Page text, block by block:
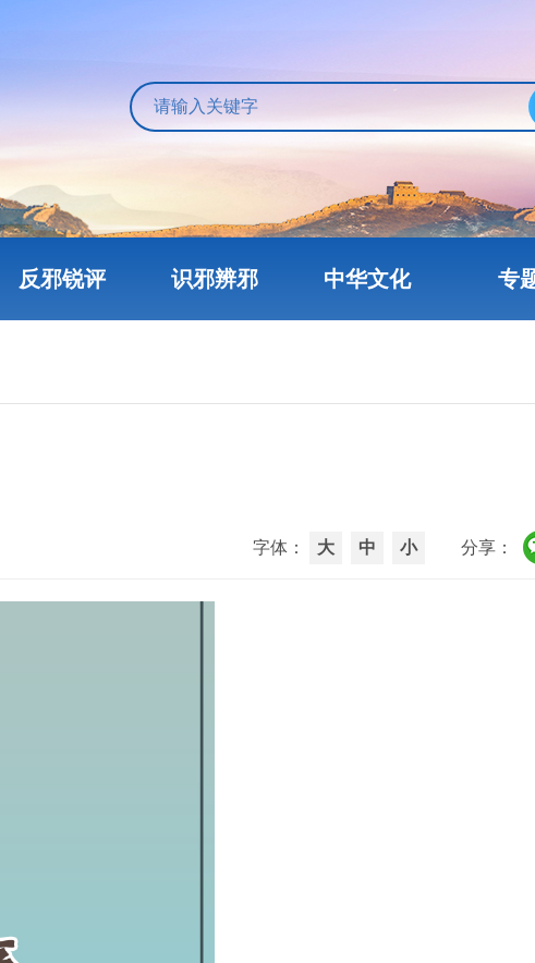
反邪锐评 识邪辨邪 中华文化 专
字体： 大 中 小 分享：